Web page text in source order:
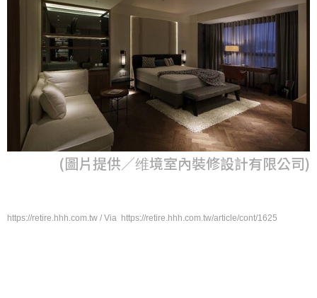
(圖片提供／维境室內裝修設計有限公司)
https://retire.hhh.com.tw / Via https://retire.hhh.com.tw/article/cont/1625